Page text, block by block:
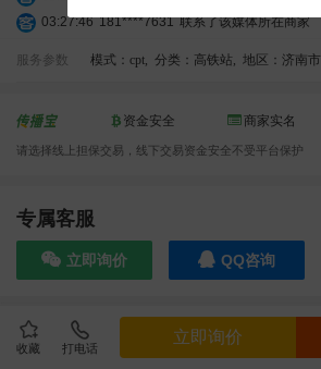
收藏 打电话
立即询价
03:27:46 181****7631 联系了该媒体所在商家
03:20:56 156****3374
联系了该媒体所在商家
01:59:39
189****2617
联系了该媒体所在商家
12:40:20 177****7961 联系了该媒体所在商家
01:50:54
03:40:56 157****6971
联系了该媒体所在商家
10:08:47 155****5272 联系了该媒体所在商家
04:09:07
联系了该媒体所在商家
11:44:28
130****3379 联系了该媒体所在商家
服务参数 模式：cpt, 分类：高铁站, 地区：济南市
资金安全 商家实名
请选择线上担保交易，线下交易资金安全不受平台保护
专属客服
立即询价 QQ咨询
效果截图